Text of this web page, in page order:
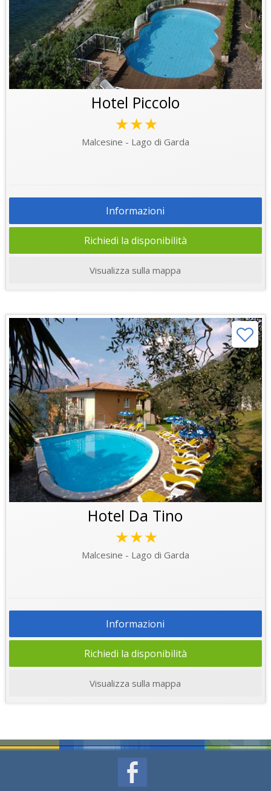
Hotel Piccolo
★★★
Malcesine - Lago di Garda
Informazioni
Richiedi la disponibilità
Visualizza sulla mappa
Hotel Da Tino
★★★
Malcesine - Lago di Garda
Informazioni
Richiedi la disponibilità
Visualizza sulla mappa